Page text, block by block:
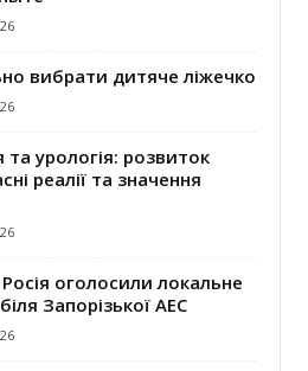
вибрати дитяче ліжечко
та урологія: розвиток
реалії та значення
оголосили локальне
Запорізької АЕС